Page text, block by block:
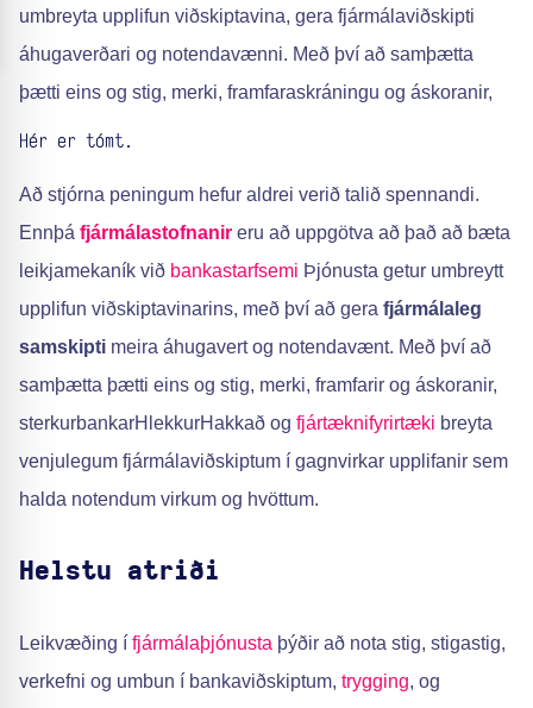
umbreyta upplifun viðskiptavina, gera fjármálaviðskipti
áhugaverðari og notendavænni. Með því að samþætta
þætti eins og stig, merki, framfaraskráningu og áskoranir,
Hér er tómt.
Að stjórna peningum hefur aldrei verið talið spennandi.
Ennþá fjármálastofnanir eru að uppgötva að það að bæta
leikjamekaník við bankastarfsemi Þjónusta getur umbreytt
upplifun viðskiptavinarins, með því að gera fjármálaleg
samskipti meira áhugavert og notendavænt. Með því að
samþætta þætti eins og stig, merki, framfarir og áskoranir,
sterkurbankarHlekkurHakkað og fjártæknifyrirtæki breyta
venjulegum fjármálaviðskiptum í gagnvirkar upplifanir sem
halda notendum virkum og hvöttum.
Helstu atriði
Leikvæðing í fjármálaþjónusta þýðir að nota stig, stigastig,
verkefni og umbun í bankaviðskiptum, trygging, og